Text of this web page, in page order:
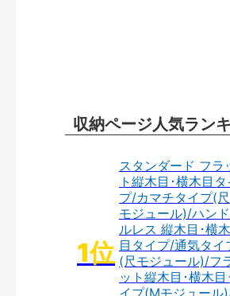
収納ページ人気ラン
スタンダード フラ
ト縦木目･横木目タ
プ/カマチタイプ(尺
モジュール)/ハンド
ルレス 縦木目･横木
目タイプ/通気タイ
(尺モジュール)/フ
ット縦木目･横木目
イプ(Mモジュール